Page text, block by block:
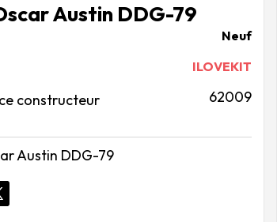
Austin DDG-79
Neuf
ILOVEKIT
constructeur 62009
Austin DDG-79